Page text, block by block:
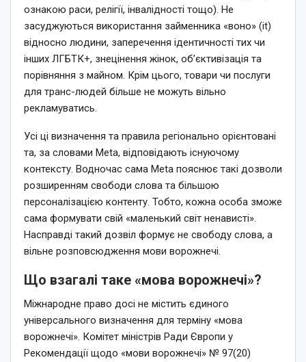
ознакою раси, релігії, інвалідності тощо). Не
засуджуються використання займенника «воно» (it)
відносно людини, заперечення ідентичності тих чи
інших ЛГБТК+, знецінення жінок, об’єктивізація та
порівняння з майном. Крім цього, товари чи послуги
для транс-людей більше не можуть вільно
рекламуватись.
Усі ці визначення та правила регіонально орієнтовані
та, за словами Meta, відповідають існуючому
контексту. Водночас сама Meta пояснює такі дозволи
розширенням свободи слова та більшою
персоналізацією контенту. Тобто, кожна особа зможе
сама формувати свій «маленький світ ненависті».
Насправді такий дозвіл формує не свободу слова, а
вільне розповсюдження мови ворожнечі.
Що взагалі таке «мова ворожнечі»?
Міжнародне право досі не містить єдиного
універсального визначення для терміну «мова
ворожнечі». Комітет міністрів Ради Європи у
Рекомендації щодо «мови ворожнечі» № 97(20)